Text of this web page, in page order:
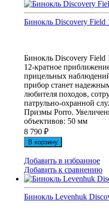
Бинокль Discovery Field
Бинокль Discovery
12-кратное
прицельных
прибор станет
любителя походов,
патрульно-охранной
Призмы Porro.
объективов: 50 мм
8 790 ₽
В корзину
Добавить в избранное
Добавить к сравнению
Бинокль Levenhuk